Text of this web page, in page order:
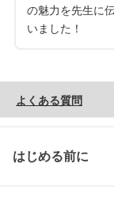
の魅力を先生に
いました！
よくある質問
はじめる前に